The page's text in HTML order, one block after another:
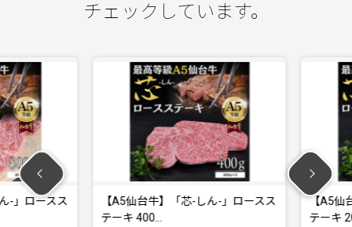
チェックしています。
ロースス
【A5仙台牛】「芯-しん-」ロースス
テーキ 400…
【A5仙台
テーキ